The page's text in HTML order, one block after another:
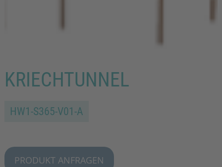
KRIECHTUNNEL
HW1-S365-V01-A
PRODUKT ANFRAGEN